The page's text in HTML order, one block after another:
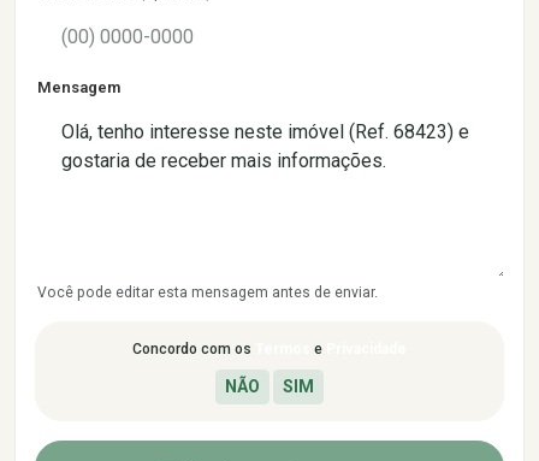
Mensagem
Você pode editar esta mensagem antes de enviar.
Concordo com os e